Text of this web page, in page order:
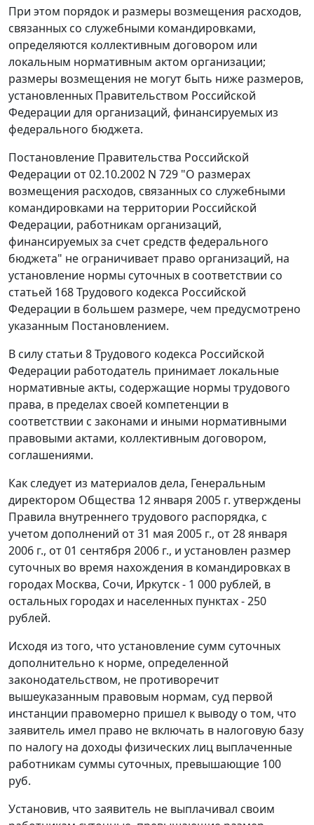
При этом порядок и размеры возмещения расходов,
связанных со служебными командировками,
определяются коллективным договором или
локальным нормативным актом организации;
размеры возмещения не могут быть ниже размеров,
установленных Правительством Российской
Федерации для организаций, финансируемых из
федерального бюджета.
Постановление Правительства Российской
Федерации от 02.10.2002 N 729 "О размерах
возмещения расходов, связанных со служебными
командировками на территории Российской
Федерации, работникам организаций,
финансируемых за счет средств федерального
бюджета" не ограничивает право организаций, на
установление нормы суточных в соответствии со
статьей 168Трудового кодекса Российской
Федерации в большем размере, чем предусмотрено
указанным Постановлением.
В силу статьи 8Трудового кодекса Российской
Федерации работодатель принимает локальные
нормативные акты, содержащие нормы трудового
права, в пределах своей компетенции в
соответствии с законами и иными нормативными
правовыми актами, коллективным договором,
соглашениями.
Как следует из материалов дела, Генеральным
директором Общества 12 января 2005 г. утверждены
Правила внутреннего трудового распорядка, с
учетом дополнений от 31 мая 2005 г., от 28 января
2006 г., от 01 сентября 2006 г., и установлен размер
суточных во время нахождения в командировках в
городах Москва, Сочи, Иркутск - 1 000 рублей, в
остальных городах и населенных пунктах - 250
рублей.
Исходя из того, что установление сумм суточных
дополнительно к норме, определенной
законодательством, не противоречит
вышеуказанным правовым нормам, суд первой
инстанции правомерно пришел к выводу о том, что
заявитель имел право не включать в налоговую базу
по налогу на доходы физических лиц выплаченные
работникам суммы суточных, превышающие 100
руб.
Установив, что заявитель не выплачивал своим